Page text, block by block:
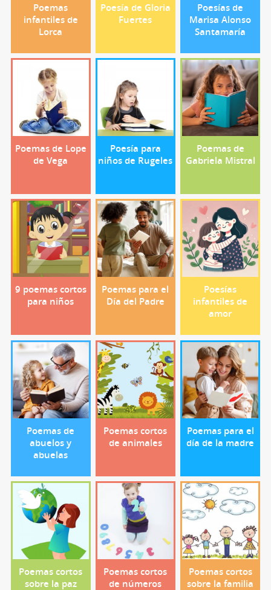
Poemas
infantiles de
Lorca
Poesía de Gloria
Fuertes
Poesías de
Marisa Alonso
Santamaría
Poemas de Lope
de Vega
Poesía para
niños de Rugeles
Poemas de
Gabriela Mistral
9 poemas cortos
para niños
Poemas para el
Día del Padre
Poesías
infantiles de
amor
Poemas de
abuelos y
abuelas
Poemas cortos
de animales
Poemas para el
día de la madre
Poemas cortos
sobre la paz
Poemas cortos
de números
Poemas cortos
sobre la familia